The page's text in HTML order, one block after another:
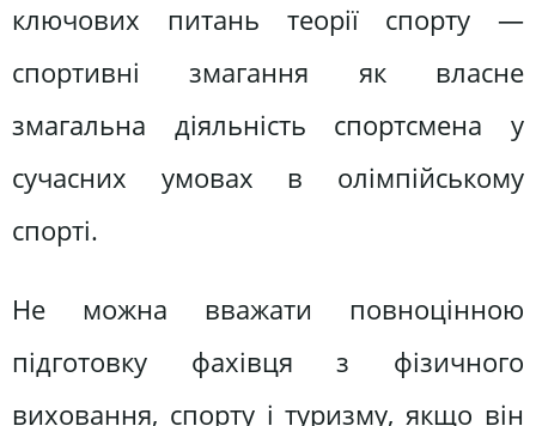
ключових питань теорії спорту —
спортивні змагання як власне
змагальна діяльність спортсмена у
сучасних умовах в олімпійському
спорті.
Не можна вважати повноцінною
підготовку фахівця з фізичного
виховання, спорту і туризму, якщо він